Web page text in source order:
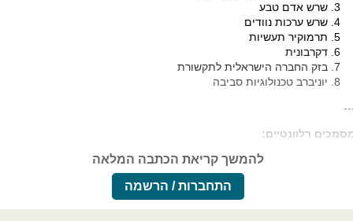
שרש אדם טבע
שרש ערכות נוודים
תרמוקיר תעשיות
דקרבונית
בזק החברה הישראלית לתקשורת
יוניברב טכנולוגיות סביבה
רלוונטיים:
להמשך קריאת הכתבה המלאה
התחברות / הרשמה